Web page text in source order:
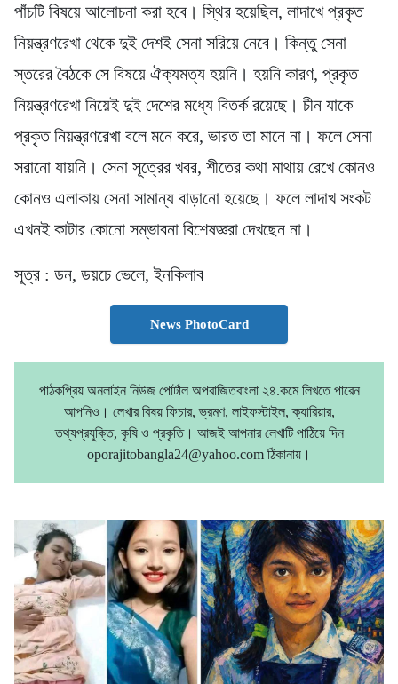
পাঁচটি বিষয়ে আলোচনা করা হবে। স্থির হয়েছিল, লাদাখে প্রকৃত
নিয়ন্ত্রণরেখা থেকে দুই দেশই সেনা সরিয়ে নেবে। কিন্তু সেনা
স্তরের বৈঠকে সে বিষয়ে ঐক্যমত্য হয়নি। হয়নি কারণ, প্রকৃত
নিয়ন্ত্রণরেখা নিয়েই দুই দেশের মধ্যে বিতর্ক রয়েছে। চীন যাকে
প্রকৃত নিয়ন্ত্রণরেখা বলে মনে করে, ভারত তা মানে না। ফলে সেনা
সরানো যায়নি। সেনা সূত্রের খবর, শীতের কথা মাথায় রেখে কোনও
কোনও এলাকায় সেনা সামান্য বাড়ানো হয়েছে। ফলে লাদাখ সংকট
এখনই কাটার কোনো সম্ভাবনা বিশেষজ্ঞরা দেখছেন না।
সূত্র : ডন, ডয়চে ভেলে, ইন‌কিলাব
News PhotoCard
পাঠকপ্রিয় অনলাইন নিউজ পোর্টাল অপরাজিতবাংলা ২৪.কমে লিখতে পারেন
আপনিও। লেখার বিষয় ফিচার, ভ্রমণ, লাইফস্টাইল, ক্যারিয়ার,
তথ্যপ্রযুক্তি, কৃষি ও প্রকৃতি। আজই আপনার লেখাটি পাঠিয়ে দিন
oporajitobangla24@yahoo.com ঠিকানায়।